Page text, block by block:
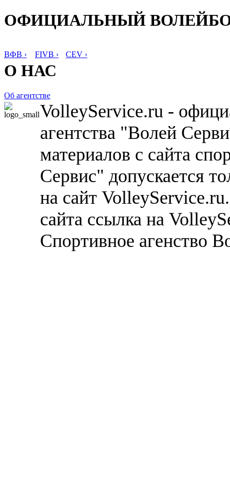
ОФИЦИАЛЬНЫЙ
ВФВ › FIVB › CEV ›
О НАС
Об агентстве
VolleyService.ru -
агентства "Волей
материалов с сайта
Сервис" допускается
на сайт
сайта ссылка на
Спортивное агенство